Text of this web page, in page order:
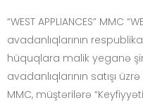
“WEST APPLIANCES” MMC
avadanlıqlarının
hüquqlara malik yeganə
avadanlıqlarının satışı üzrə
MMC, müştərilərə